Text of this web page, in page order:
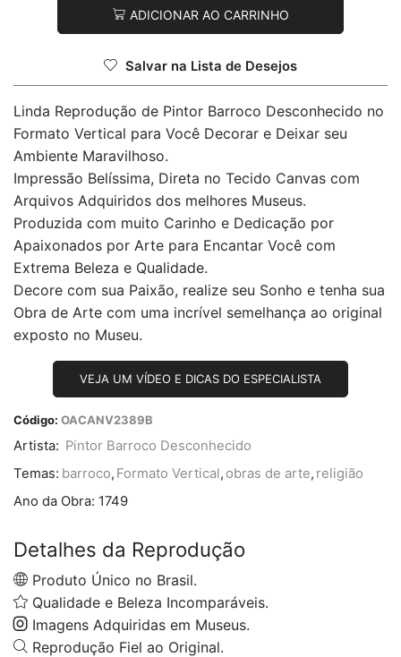
ADICIONAR AO CARRINHO
Salvar na Lista de Desejos
Linda Reprodução de Pintor Barroco Desconhecido no
Formato Vertical para Você Decorar e Deixar seu
Ambiente Maravilhoso.
Impressão Belíssima, Direta no Tecido Canvas com
Arquivos Adquiridos dos melhores Museus.
Produzida com muito Carinho e Dedicação por
Apaixonados por Arte para Encantar Você com
Extrema Beleza e Qualidade.
Decore com sua Paixão, realize seu Sonho e tenha sua
Obra de Arte com uma incrível semelhança ao original
exposto no Museu.
VEJA UM VÍDEO E DICAS DO ESPECIALISTA
Código: OACANV2389B
Artista: Pintor Barroco Desconhecido
Temas: barroco, Formato Vertical, obras de arte, religião
Ano da Obra: 1749
Detalhes da Reprodução
Produto Único no Brasil.
Qualidade e Beleza Incomparáveis.
Imagens Adquiridas em Museus.
Reprodução Fiel ao Original.